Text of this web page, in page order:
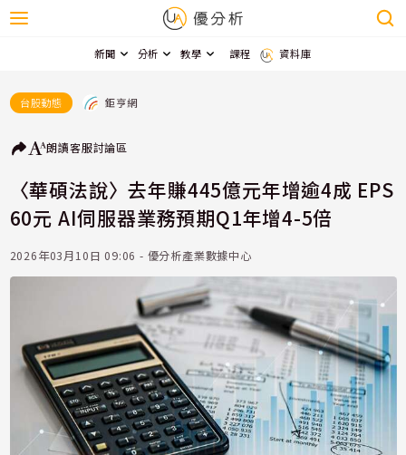
新聞 分析 教學 課程 資料庫
台股動態 鉅亨網
朗讀客服討論區
〈華碩法說〉去年賺445億元年增逾4成 EPS
60元 AI伺服器業務預期Q1年增4-5倍
2026年03月10日 09:06 - 優分析產業數據中心